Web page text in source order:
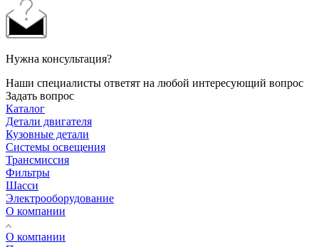
Нужна консультация?
Наши специалисты ответят на любой интересующий вопрос
Задать вопрос
Каталог
Детали двигателя
Кузовные детали
Системы освещения
Трансмиссия
Фильтры
Шасси
Электрооборудование
О компании
О компании